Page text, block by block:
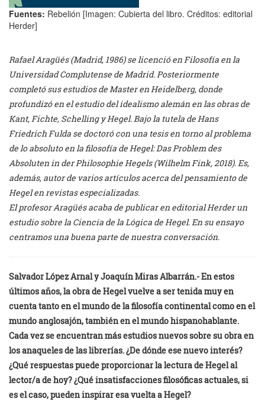
Fuentes: Rebelión [Imagen: Cubierta del libro. Créditos: editorial
Herder]
Rafael Aragüés (Madrid, 1986) se licenció en Filosofía en la
Universidad Complutense de Madrid. Posteriormente
completó sus estudios de Master en Heidelberg, donde
profundizó en el estudio del idealismo alemán en las obras de
Kant, Fichte, Schelling y Hegel. Bajo la tutela de Hans
Friedrich Fulda se doctoró con una tesis en torno al problema
de lo absoluto en la filosofía de Hegel: Das Problem des
Absoluten in der Philosophie Hegels (Wilhelm Fink, 2018). Es,
además, autor de varios artículos acerca del pensamiento de
Hegel en revistas especializadas.
El profesor Aragüés acaba de publicar en editorial Herder un
estudio sobre la Ciencia de la Lógica de Hegel. En su ensayo
centramos una buena parte de nuestra conversación.
Salvador López Arnal yJoaquín Miras Albarrán.- En estos
últimos años, la obra de Hegel vuelve a ser tenida muy en
cuenta tanto en el mundo de la filosofía continental como en el
mundo anglosajón, también en el mundo hispanohablante.
Cada vez se encuentran más estudios nuevos sobre su obra en
los anaqueles de las librerías. ¿De dónde ese nuevo interés?
¿Qué respuestas puede proporcionar la lectura de Hegel al
lector/a de hoy? ¿Qué insatisfacciones filosóficas actuales, si
es el caso, pueden inspirar esa vuelta a Hegel?